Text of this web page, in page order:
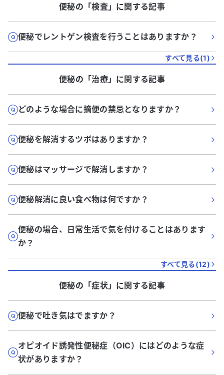
便秘の「検査」に関する記事
便秘でレントゲン検査を行うことはありますか？
すべて見る(1)
便秘の「治療」に関する記事
どのような場合に摘便の禁忌となりますか？
便秘を解消するツボはありますか？
便秘はマッサージで解消しますか？
便秘解消に良い食べ物は何ですか？
便秘の場合、日常生活で気を付けることはあります
か？
すべて見る(12)
便秘の「症状」に関する記事
便秘で吐き気はでますか？
オピオイド誘発性便秘症（OIC）にはどのような症
状がありますか？